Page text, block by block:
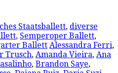
Staatsballett, diverse
, Semperoper Ballett,
Ballett Alessandra Ferri,
Trusch, Amanda Vieira, Ana
, Brandon Saye,